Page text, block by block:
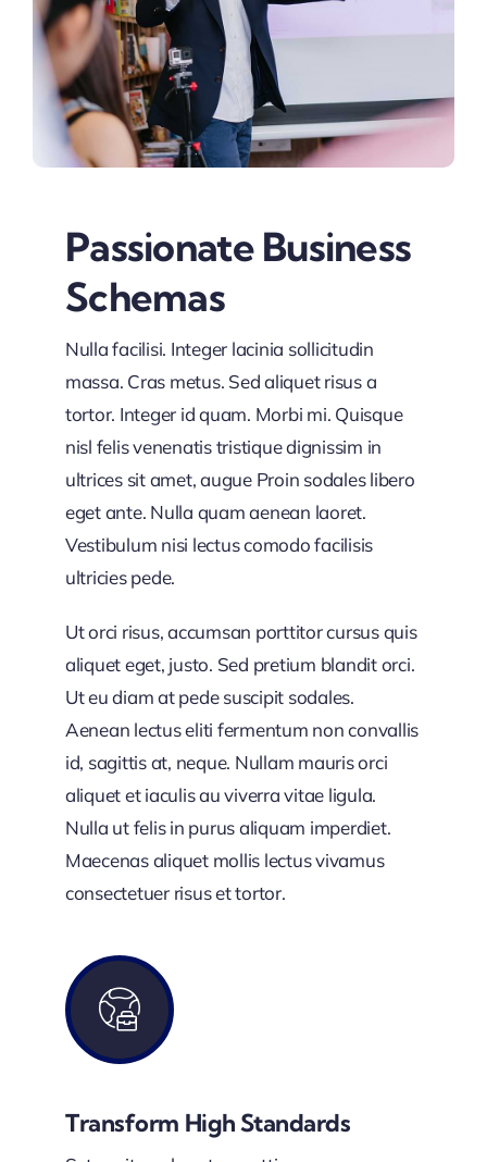
Passionate Business
Schemas
Nulla facilisi. Integer lacinia sollicitudin
massa. Cras metus. Sed aliquet risus a
tortor. Integer id quam. Morbi mi. Quisque
nisl felis venenatis tristique dignissim in
ultrices sit amet, augue Proin sodales libero
eget ante. Nulla quam aenean laoret.
Vestibulum nisi lectus comodo facilisis
ultricies pede.
Ut orci risus, accumsan porttitor cursus quis
aliquet eget, justo. Sed pretium blandit orci.
Ut eu diam at pede suscipit sodales.
Aenean lectus eliti fermentum non convallis
id, sagittis at, neque. Nullam mauris orci
aliquet et iaculis au viverra vitae ligula.
Nulla ut felis in purus aliquam imperdiet.
Maecenas aliquet mollis lectus vivamus
consectetuer risus et tortor.
Transform High Standards